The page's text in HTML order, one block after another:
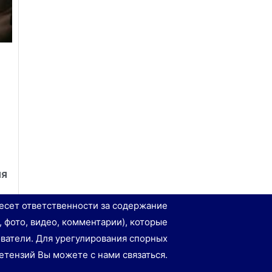
ответственности за содержание
фото, видео, комментарии), которые
Для урегулирования спорных
Вы можете с нами связаться.